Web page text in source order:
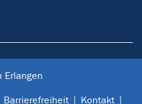
Barrierefreiheit Kontakt